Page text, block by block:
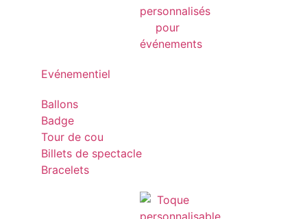
Evénementiel
Ballons
Badge
Tour de cou
Billets de spectacle
Bracelets